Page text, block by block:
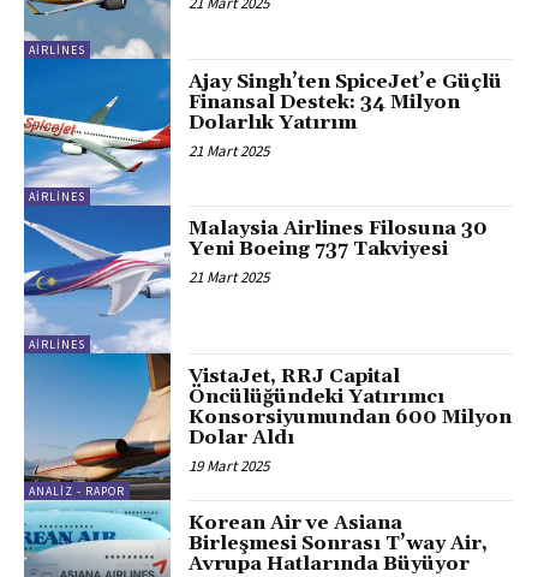
AIRLINES
AIRLINES
Ajay Singh’ten SpiceJet’e Güçlü
Finansal Destek: 34 Milyon
Dolarlık Yatırım
21 Mart 2025
AIRLINES
Malaysia Airlines Filosuna 30
Yeni Boeing 737 Takviyesi
21 Mart 2025
ANALIZ - RAPOR
VistaJet, RRJ Capital
Öncülüğündeki Yatırımcı
Konsorsiyumundan 600 Milyon
Dolar Aldı
19 Mart 2025
Korean Air ve Asiana
Birleşmesi Sonrası T’way Air,
Avrupa Hatlarında Büyüyor